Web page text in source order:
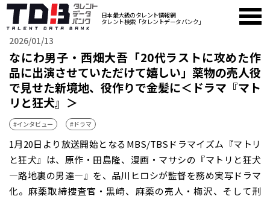
日本最大級のタレント情報網
タレント検索「タレントデータバンク」
2026/01/13
なにわ男子・西畑大吾「20代ラストに攻めた作
品に出演させていただけて嬉しい」薬物の売人役
で見せた新境地、役作りで金髪に＜ドラマ『マト
リと狂犬』＞
#インタビュー #ドラマ
1月20日より放送開始となるMBS/TBSドラマイズム『マトリ
と狂犬』は、原作・田島隆、漫画・マサシの『マトリと狂犬
―路地裏の男達―』を、品川ヒロシが監督を務め実写ドラマ
化。麻薬取締捜査官・黒崎、麻薬の売人・梅沢、そして刑